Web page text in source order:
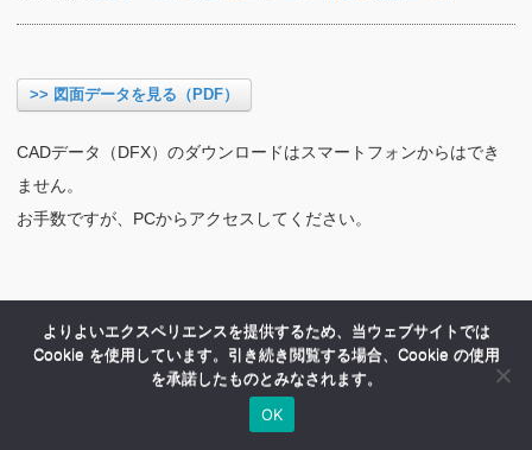
>> 図面データを見る（PDF）
CADデータ（DFX）のダウンロードはスマートフォンからはでき
ません。
お手数ですが、PCからアクセスしてください。
よりよいエクスペリエンスを提供するため、当ウェブサイトでは
Cookie を使用しています。引き続き閲覧する場合、Cookie の使用
を承諾したものとみなされます。
OK